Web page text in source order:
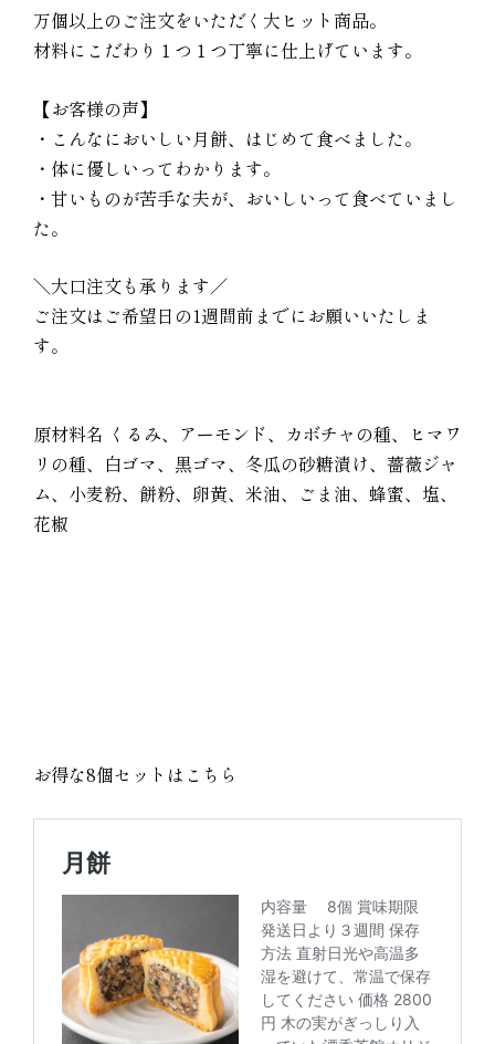
万個以上のご注文をいただく大ヒット商品。
材料にこだわり１つ１つ丁寧に仕上げています。
【お客様の声】
・こんなにおいしい月餅、はじめて食べました。
・体に優しいってわかります。
・甘いものが苦手な夫が、おいしいって食べていまし
た。
＼大口注文も承ります／
ご注文はご希望日の1週間前までにお願いいたしま
す。
原材料名 くるみ、アーモンド、カボチャの種、ヒマワ
リの種、白ゴマ、黒ゴマ、冬瓜の砂糖漬け、薔薇ジャ
ム、小麦粉、餅粉、卵黄、米油、ごま油、蜂蜜、塩、
花椒
お得な8個セットはこちら